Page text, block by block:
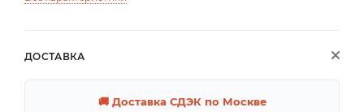
ДОСТАВКА
🚚 Доставка СДЭК по Москве